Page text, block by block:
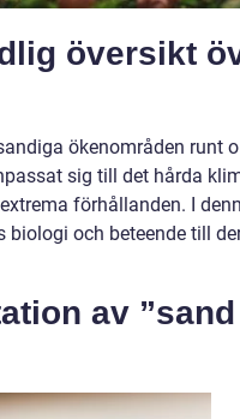
översikt
ökenområden runt
sig till det hårda
förhållanden. I
och beteende till
av ”sand